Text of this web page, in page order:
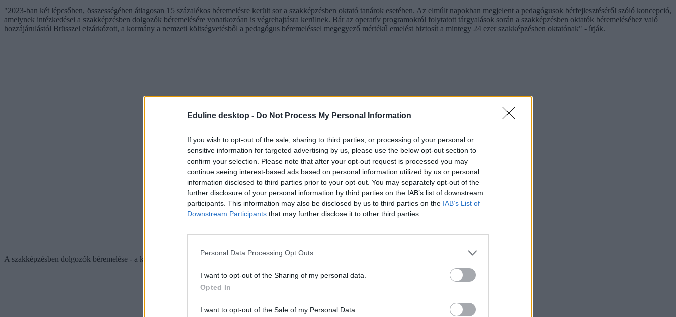
Eduline desktop - Do Not Process My Personal Information
If you wish to opt-out of the sale, sharing to third parties, or processing of your personal or
sensitive information for targeted advertising by us, please use the below opt-out section to
confirm your selection. Please note that after your opt-out request is processed you may
continue seeing interest-based ads based on personal information utilized by us or personal
information disclosed to third parties prior to your opt-out. You may separately opt-out of the
further disclosure of your personal information by third parties on the IAB’s list of downstream
participants. This information may also be disclosed by us to third parties on the IAB’s List of
Downstream Participants that may further disclose it to other third parties.
Personal Data Processing Opt Outs
I want to opt-out of the Sharing of my personal data.
Opted In
I want to opt-out of the Sale of my Personal Data.
"2023-ban két lépcsőben, összességében átlagosan 15 százalékos béremelésre került sor a szakképzésben oktató tanárok esetében. Az elmúlt napokban megjelent a pedagógusok bérfejlesztéséről szóló koncepció,
amelynek intézkedései a szakképzésben dolgozók béremelésére vonatkozóan is végrehajtásra kerülnek. Bár az operatív programokról folytatott tárgyalások során a szakképzésben oktatók béremeléséhez való
hozzájárulástól Brüsszel elzárkózott, a kormány a nemzeti költségvetésből a pedagógus béremeléssel megegyező mértékű emelést biztosít a mintegy 24 ezer szakképzésben oktatónak" - írják.
A szakképzésben dolgozók béremelése - a köznevelésben dolgozó pedagógusok emeléséhez hasonlóan - 2024 januárjától lép életbe.